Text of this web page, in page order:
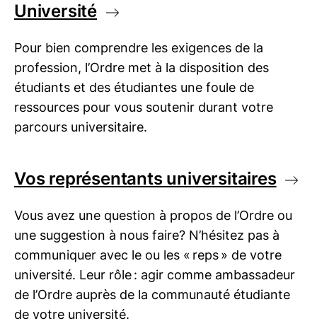
Université
Pour bien comprendre les exigences de la
profession, l’Ordre met à la disposition des
étudiants et des étudiantes une foule de
ressources pour vous soutenir durant votre
parcours universitaire.
Vos représentants universitaires
Vous avez une question à propos de l’Ordre ou
une suggestion à nous faire? N’hésitez pas à
communiquer avec le ou les « reps » de votre
université. Leur rôle : agir comme ambassadeur
de l’Ordre auprès de la communauté étudiante
de votre université.